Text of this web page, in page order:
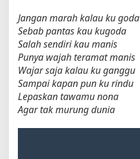
Jangan marah kalau ku goda
Sebab pantas kau kugoda
Salah sendiri kau manis
Punya wajah teramat manis
Wajar saja kalau ku ganggu
Sampai kapan pun ku rindu
Lepaskan tawamu nona
Agar tak murung dunia